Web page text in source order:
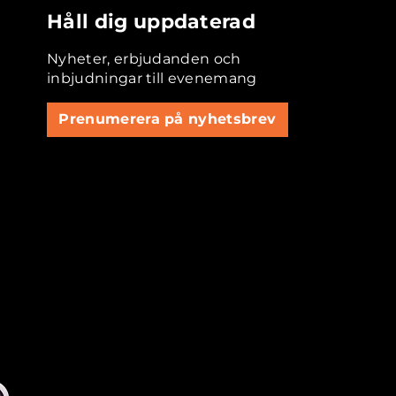
Håll dig uppdaterad
Nyheter, erbjudanden och
inbjudningar till evenemang
Prenumerera på nyhetsbrev